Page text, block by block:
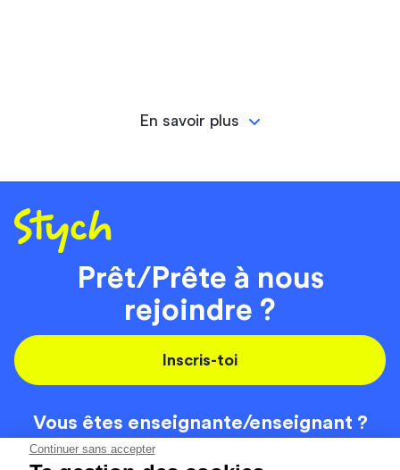
Continuer sans accepter
En savoir plus
Prêt/Prête à nous
rejoindre ?
Inscris-toi
Vous êtes enseignante/enseignant ?
On recrute